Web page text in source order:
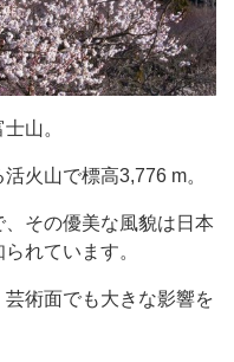
山。
火山で標高3,776 m。
その優美な風貌は日本
れています。
術面でも大きな影響を